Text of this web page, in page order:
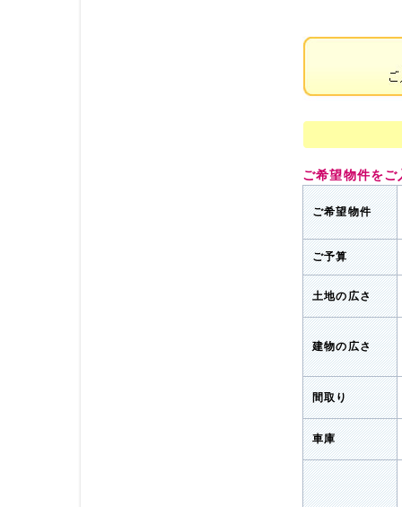
ご希望物件を
ご希望物件
ご予算
土地の広さ
建物の広さ
間取り
車庫